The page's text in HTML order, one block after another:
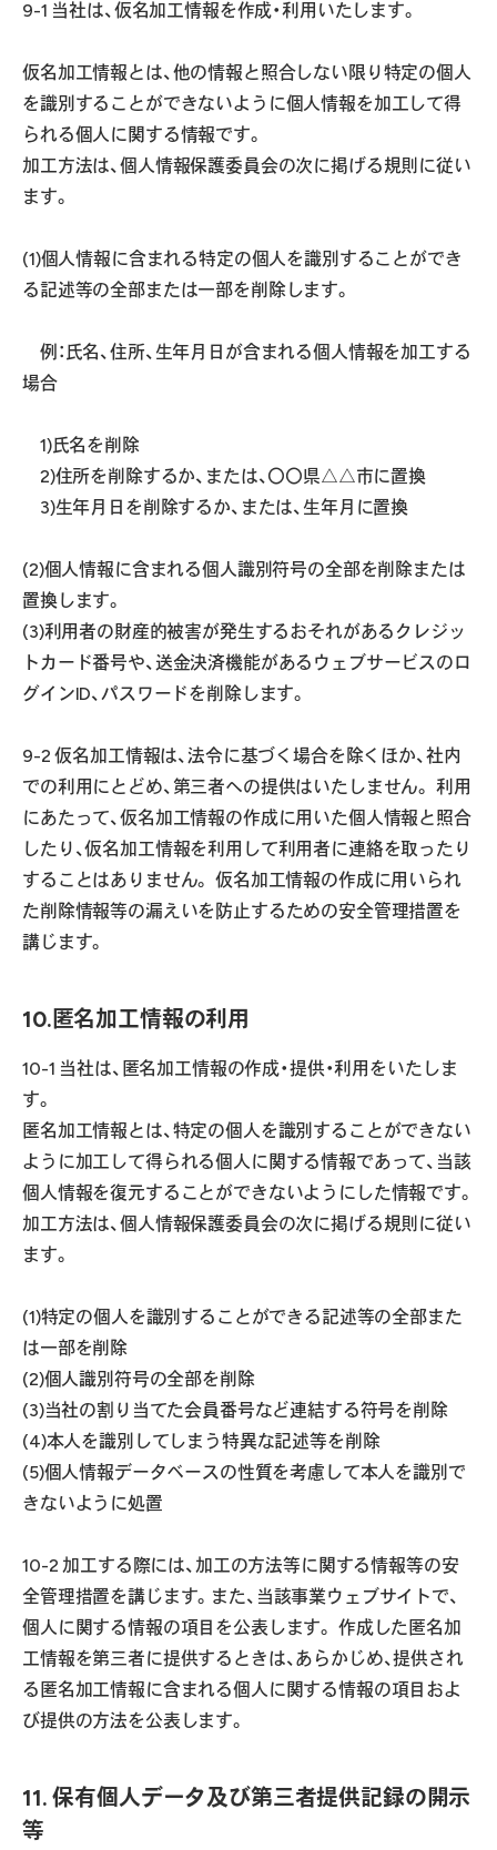
9-1 当社は、仮名加工情報を作成・利用いたします。
仮名加工情報とは、他の情報と照合しない限り特定の個人
を識別することができないように個人情報を加工して得
られる個人に関する情報です。
加工方法は、個人情報保護委員会の次に掲げる規則に従い
ます。
(1)個人情報に含まれる特定の個人を識別することができ
る記述等の全部または一部を削除します。
例：氏名、住所、生年月日が含まれる個人情報を加工する
場合
1)氏名を削除
2)住所を削除するか、または、〇〇県△△市に置換
3)生年月日を削除するか、または、生年月に置換
(2)個人情報に含まれる個人識別符号の全部を削除または
置換します。
(3)利用者の財産的被害が発生するおそれがあるクレジッ
トカード番号や、送金決済機能があるウェブサービスのロ
グインID、パスワードを削除します。
9-2 仮名加工情報は、法令に基づく場合を除くほか、社内
での利用にとどめ、第三者への提供はいたしません。 利用
にあたって、仮名加工情報の作成に用いた個人情報と照合
したり、仮名加工情報を利用して利用者に連絡を取ったり
することはありません。 仮名加工情報の作成に用いられ
た削除情報等の漏えいを防止するための安全管理措置を
講じます。
10.匿名加工情報の利用
10-1 当社は、匿名加工情報の作成・提供・利用をいたしま
す。
匿名加工情報とは、特定の個人を識別することができない
ように加工して得られる個人に関する情報であって、当該
個人情報を復元することができないようにした情報です。
加工方法は、個人情報保護委員会の次に掲げる規則に従い
ます。
(1)特定の個人を識別することができる記述等の全部また
は一部を削除
(2)個人識別符号の全部を削除
(3)当社の割り当てた会員番号など連結する符号を削除
(4)本人を識別してしまう特異な記述等を削除
(5)個人情報データベースの性質を考慮して本人を識別で
きないように処置
10-2 加工する際には、加工の方法等に関する情報等の安
全管理措置を講じます。また、当該事業ウェブサイトで、
個人に関する情報の項目を公表します。 作成した匿名加
工情報を第三者に提供するときは、あらかじめ、提供され
る匿名加工情報に含まれる個人に関する情報の項目およ
び提供の方法を公表します。
11. 保有個人データ及び第三者提供記録の開示
等